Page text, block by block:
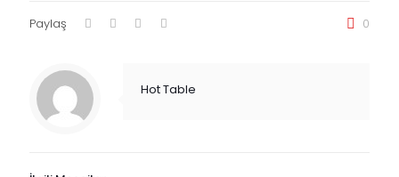
Paylaş 0
Hot Table